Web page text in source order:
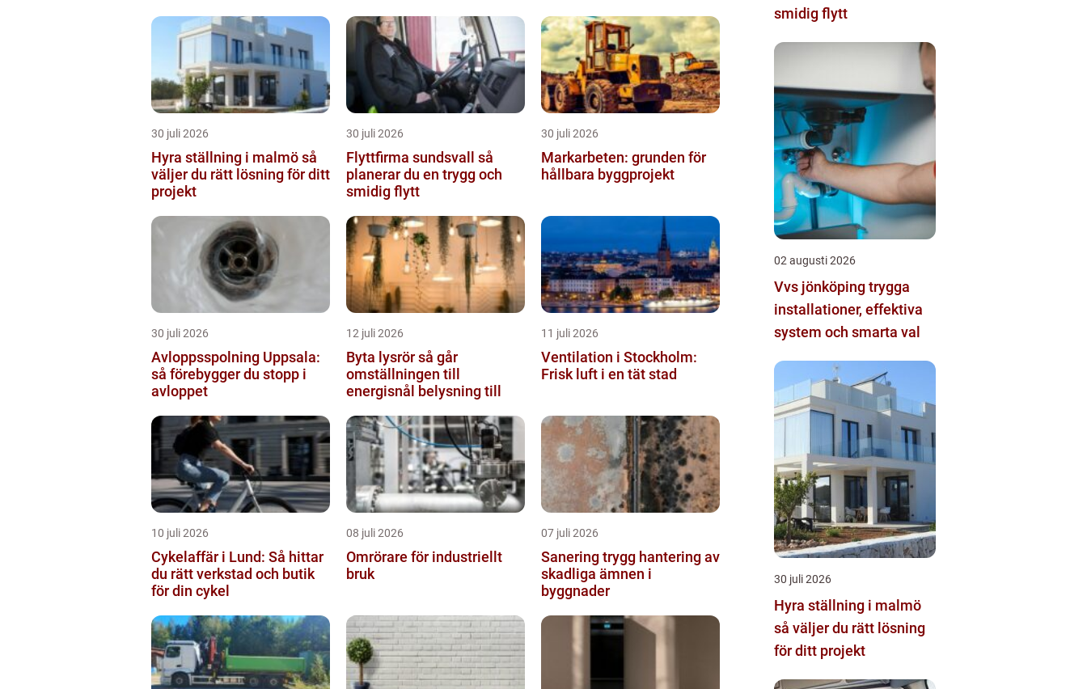
30 juli 2026
Hyra ställning i malmö så
väljer du rätt lösning för ditt
projekt
30 juli 2026
Flyttfirma sundsvall så
planerar du en trygg och
smidig flytt
30 juli 2026
Markarbeten: grunden för
hållbara byggprojekt
30 juli 2026
Avloppsspolning Uppsala:
så förebygger du stopp i
avloppet
12 juli 2026
Byta lysrör så går
omställningen till
energisnål belysning till
11 juli 2026
Ventilation i Stockholm:
Frisk luft i en tät stad
10 juli 2026
Cykelaffär i Lund: Så hittar
du rätt verkstad och butik
för din cykel
08 juli 2026
Omrörare för industriellt
bruk
07 juli 2026
Sanering trygg hantering av
skadliga ämnen i
byggnader
smidig flytt
02 augusti 2026
Vvs jönköping trygga
installationer, effektiva
system och smarta val
30 juli 2026
Hyra ställning i malmö
så väljer du rätt lösning
för ditt projekt